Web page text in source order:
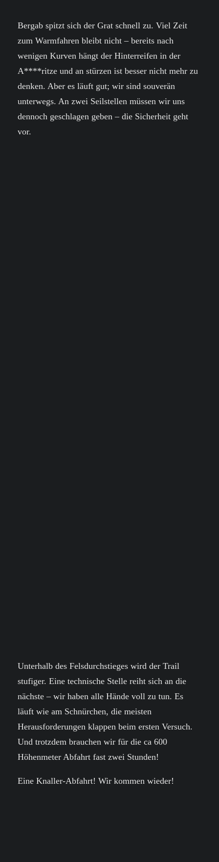
Bergab spitzt sich der Grat schnell zu. Viel Zeit
zum Warmfahren bleibt nicht – bereits nach
wenigen Kurven hängt der Hinterreifen in der
A****ritze und an stürzen ist besser nicht mehr zu
denken. Aber es läuft gut; wir sind souverän
unterwegs. An zwei Seilstellen müssen wir uns
dennoch geschlagen geben – die Sicherheit geht
vor.
Unterhalb des Felsdurchstieges wird der Trail
stufiger. Eine technische Stelle reiht sich an die
nächste – wir haben alle Hände voll zu tun. Es
läuft wie am Schnürchen, die meisten
Herausforderungen klappen beim ersten Versuch.
Und trotzdem brauchen wir für die ca 600
Höhenmeter Abfahrt fast zwei Stunden!
Eine Knaller-Abfahrt! Wir kommen wieder!